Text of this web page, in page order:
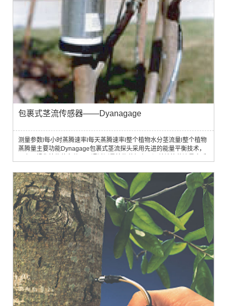
包裹式茎流传感器——Dyanagage
测量参数l每小时蒸腾速率l每天蒸腾速率l整个植物水分茎流量l整个植物
蒸腾量主要功能Dynagage包裹式茎流探头采用先进的能量平衡技术，
物茎流测定，可广泛应用于作物、果树、林木等植物生理生态、农学、
园艺、林学等领域。主要技术参数